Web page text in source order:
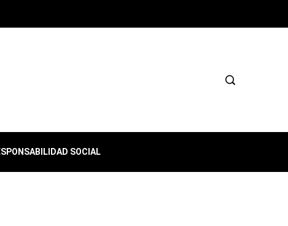
SOCIAL